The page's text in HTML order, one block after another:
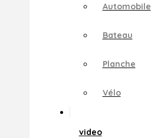
Automobile
Bateau
Planche
Vélo
video